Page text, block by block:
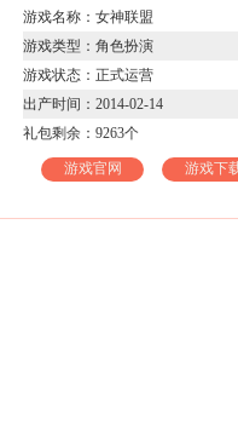
游戏名称：女神联盟
游戏类型：角色扮演
游戏状态：正式运营
出产时间：2014-02-14
礼包剩余： 9263个
游戏官网 游戏下